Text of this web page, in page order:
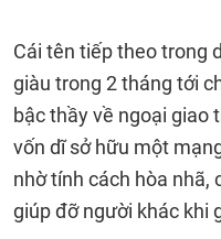
Cái tên tiếp theo trong
giàu trong 2 tháng tới
bậc thầy về ngoại giao
vốn dĩ sở hữu một
nhờ tính cách hòa nhã,
giúp đỡ người khác khi